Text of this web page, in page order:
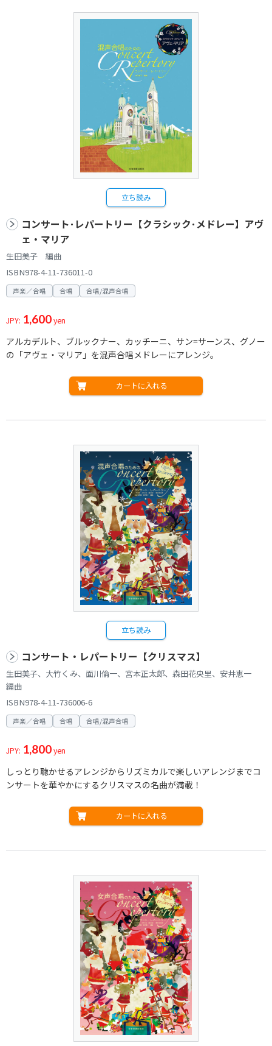
立ち読み
コンサート･レパートリー【クラシック･メドレー】アヴ
ェ・マリア
生田美子 編曲
ISBN978-4-11-736011-0
声楽／合唱 合唱 合唱/混声合唱
JPY: 1,600yen
アルカデルト、ブルックナー、カッチーニ、サン=サーンス、グノー
の「アヴェ・マリア」を混声合唱メドレーにアレンジ。
カートに入れる
立ち読み
コンサート・レパートリー【クリスマス】
生田美子、大竹くみ、面川倫一、宮本正太郎、森田花央里、安井恵一
編曲
ISBN978-4-11-736006-6
声楽／合唱 合唱 合唱/混声合唱
JPY: 1,800yen
しっとり聴かせるアレンジからリズミカルで楽しいアレンジまでコ
ンサートを華やかにするクリスマスの名曲が満載！
カートに入れる